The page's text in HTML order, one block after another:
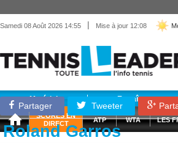
Samedi 08 Août 2026 14:55 | Mise à jour 12:08
Matériel Entraînement
SCORES EN
DIRECT
ATP WTA LES
Partager Tweeter
Roland Garros